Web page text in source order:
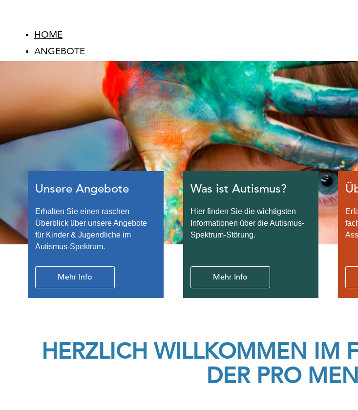
HOME
ANGEBOTE
Angebotsübersicht
Assistenz in der Bundesschule
Assistenz in der Pflichtschule
Info öffentliche Pflichtschule Wien
Assistenz im Kindergarten
Mobile Intensivbegleitung
Entlastungsdienst
Freizeitassistenz
Wer wir sind
Unser Team
WAS IST AUTISMUS
KONTAKT
Unsere Angebote
Erhalten Sie einen raschen
Überblick über unsere Angebote
für Kinder & Jugendliche im
Autismus-Spektrum.
Mehr Info
Was ist Autismus?
Hier finden Sie die wichtigsten
Informationen über die Autismus-
Spektrum-Störung.
Mehr Info
HERZLICH WILLKOMMEN IM
DER PRO